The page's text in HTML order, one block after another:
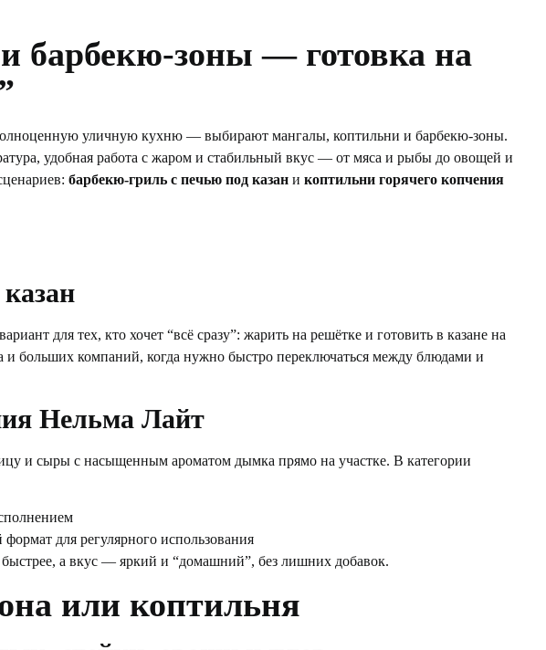
барбекю-зоны — готовка на
уличную кухню — выбирают мангалы, коптильни и барбекю-зоны.
удобная работа с жаром и стабильный вкус — от мяса и рыбы до овощей и
барбекю-гриль с печью под казани коптильни горячего копчения
для тех, кто хочет “всё сразу”: жарить на решётке и готовить в казане на
и больших компаний, когда нужно быстро переключаться между блюдами и
Нельма Лайт
и сыры с насыщенным ароматом дымка прямо на участке. В категории
для регулярного использования
быстрее, а вкус — яркий и “домашний”, без лишних добавок.
или коптильня